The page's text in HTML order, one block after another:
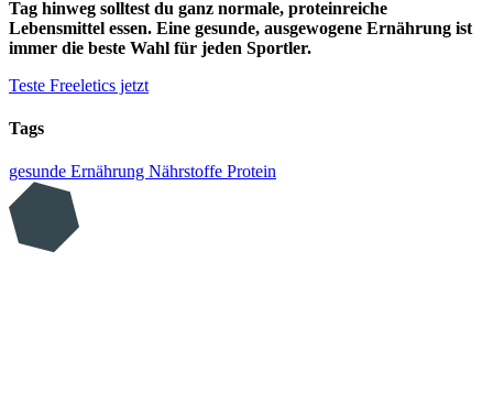
Tag hinweg solltest du ganz normale, proteinreiche
Lebensmittel essen. Eine gesunde, ausgewogene Ernährung ist
immer die beste Wahl für jeden Sportler.
Teste Freeletics jetzt
Tags
gesunde Ernährung Nährstoffe Protein